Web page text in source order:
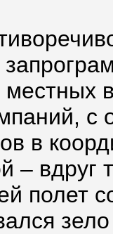
местных
в
–
полет